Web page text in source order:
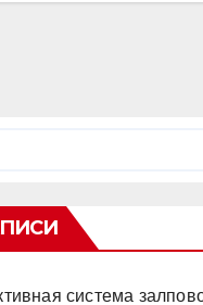
система